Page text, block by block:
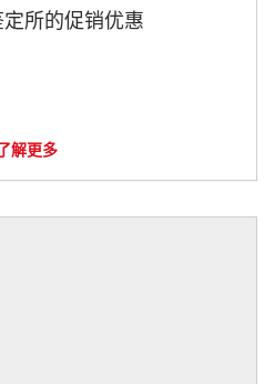
定所的促销优惠
解更多